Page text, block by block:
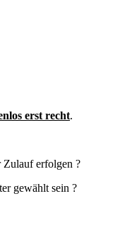
erst recht.
Zulauf erfolgen ?
gewählt sein ?